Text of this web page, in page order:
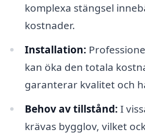
komplexa stängsel
kostnader.
Installation:
kan öka den totala
garanterar kvalitet och
Behov av tillstånd: I
krävas bygglov, vilket